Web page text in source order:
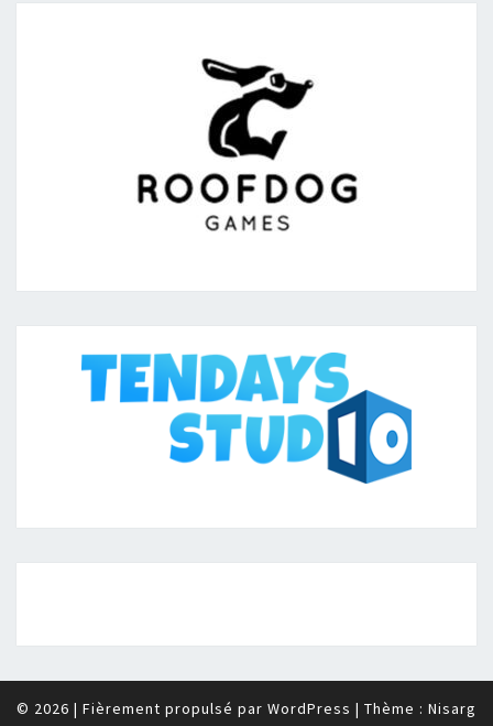
© 2026 | Fièrement propulsé par WordPress | Thème : Nisarg